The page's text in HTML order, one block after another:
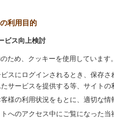
利用目的
ビス向上検討
ため、クッキーを使用しています。
スにログインされるとき、保存
サービスを提供する等、サイト
様の利用状況をもとに、適切な情
へのアクセス中にご覧になった